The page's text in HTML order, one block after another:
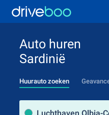
Auto huren
Sardinië
Huurauto zoeken